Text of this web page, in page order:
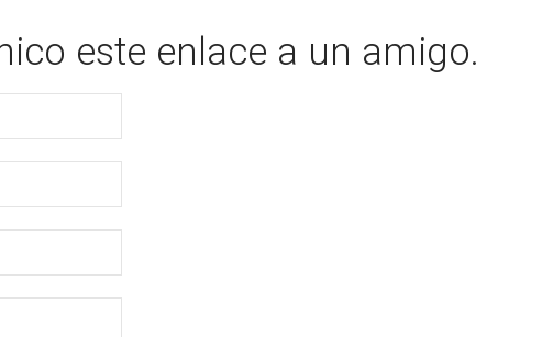
este enlace a un amigo.